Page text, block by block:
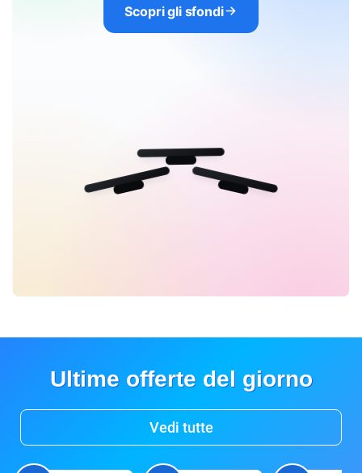
Scopri gli sfondi
Ultime offerte del giorno
Vedi tutte